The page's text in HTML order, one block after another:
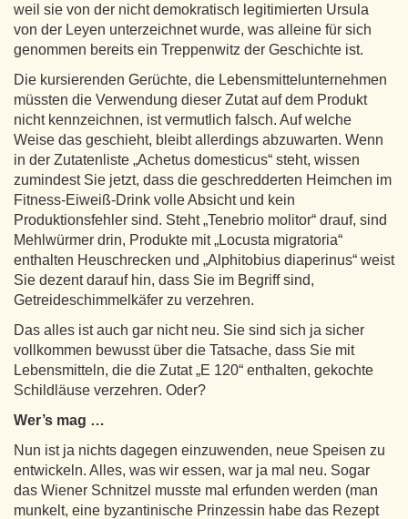
weil sie von der nicht demokratisch legitimierten Ursula
von der Leyen unterzeichnet wurde, was alleine für sich
genommen bereits ein Treppenwitz der Geschichte ist.
Die kursierenden Gerüchte, die Lebensmittelunternehmen
müssten die Verwendung dieser Zutat auf dem Produkt
nicht kennzeichnen, ist vermutlich falsch. Auf welche
Weise das geschieht, bleibt allerdings abzuwarten. Wenn
in der Zutatenliste „Achetus domesticus“ steht, wissen
zumindest Sie jetzt, dass die geschredderten Heimchen im
Fitness-Eiweiß-Drink volle Absicht und kein
Produktionsfehler sind. Steht „Tenebrio molitor“ drauf, sind
Mehlwürmer drin, Produkte mit „Locusta migratoria“
enthalten Heuschrecken und „Alphitobius diaperinus“ weist
Sie dezent darauf hin, dass Sie im Begriff sind,
Getreideschimmelkäfer zu verzehren.
Das alles ist auch gar nicht neu. Sie sind sich ja sicher
vollkommen bewusst über die Tatsache, dass Sie mit
Lebensmitteln, die die Zutat „E 120“ enthalten, gekochte
Schildläuse verzehren. Oder?
Wer’s mag …
Nun ist ja nichts dagegen einzuwenden, neue Speisen zu
entwickeln. Alles, was wir essen, war ja mal neu. Sogar
das Wiener Schnitzel musste mal erfunden werden (man
munkelt, eine byzantinische Prinzessin habe das Rezept